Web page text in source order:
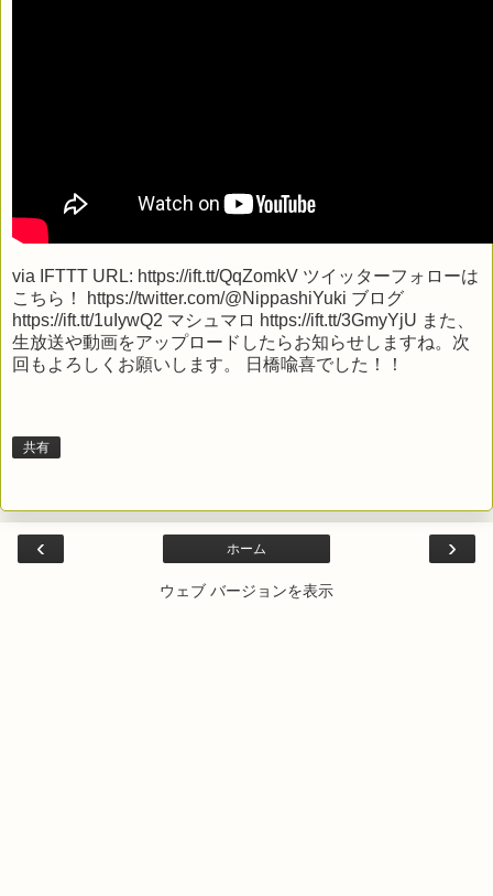
via IFTTT URL: https://ift.tt/QqZomkV ツイッターフォローは
こちら！ https://twitter.com/@NippashiYuki ブログ
https://ift.tt/1uIywQ2 マシュマロ https://ift.tt/3GmyYjU また、
生放送や動画をアップロードしたらお知らせしますね。次
回もよろしくお願いします。 日橋喩喜でした！！
共有
‹ ›
ホーム
ウェブ バージョンを表示